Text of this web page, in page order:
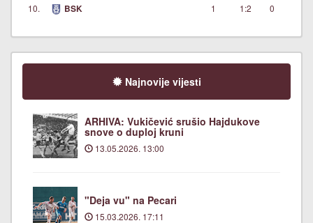
10. BSK 1 1:2 0
Najnovije vijesti
ARHIVA: Vukičević srušio Hajdukove
snove o duploj kruni
13.05.2026. 13:00
"Deja vu" na Pecari
15.03.2026. 17:11